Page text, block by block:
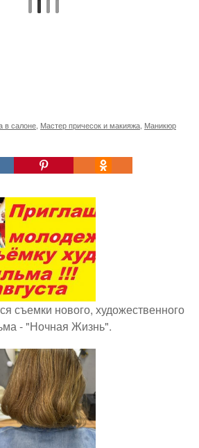
в салоне Мастер причесок и макияжа Маникюр
съемки нового, художественного
- "Ночная Жизнь".